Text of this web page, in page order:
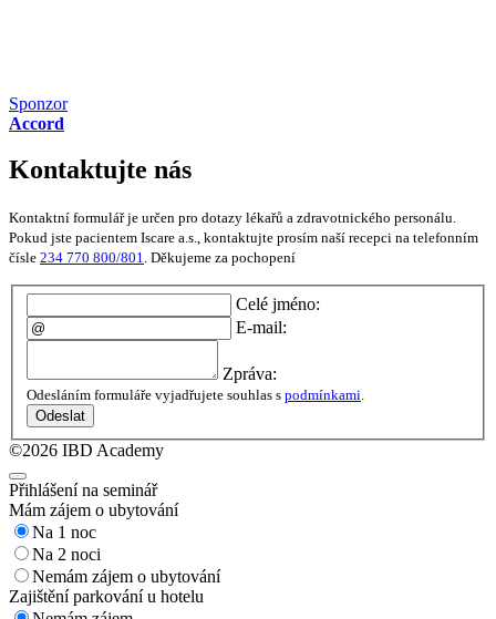
Sponzor
Accord
Kontaktujte nás
Kontaktní formulář je určen pro dotazy lékařů a zdravotnického personálu.
Pokud jste pacientem Iscare a.s., kontaktujte prosím naší recepci na telefonním
čísle 234 770 800/801. Děkujeme za pochopení
Celé jméno:
E-mail:
Zpráva:
Odesláním formuláře vyjadřujete souhlas s podmínkami
Odeslat
©2026 IBD Academy
Přihlášení na seminář
Mám zájem o ubytování
Na 1 noc
Na 2 noci
Nemám zájem o ubytování
Zajištění parkování u hotelu